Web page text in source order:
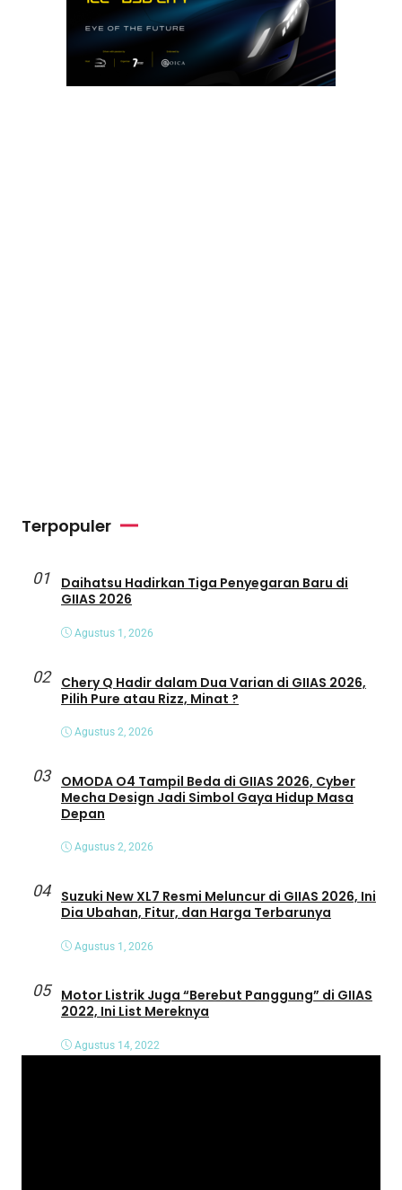
Terpopuler
01
Daihatsu Hadirkan Tiga Penyegaran Baru di
GIIAS 2026
Agustus 1, 2026
02
Chery Q Hadir dalam Dua Varian di GIIAS 2026,
Pilih Pure atau Rizz, Minat ?
Agustus 2, 2026
03
OMODA O4 Tampil Beda di GIIAS 2026, Cyber
Mecha Design Jadi Simbol Gaya Hidup Masa
Depan
Agustus 2, 2026
04
Suzuki New XL7 Resmi Meluncur di GIIAS 2026, Ini
Dia Ubahan, Fitur, dan Harga Terbarunya
Agustus 1, 2026
05
Motor Listrik Juga “Berebut Panggung” di GIIAS
2022, Ini List Mereknya
Agustus 14, 2022